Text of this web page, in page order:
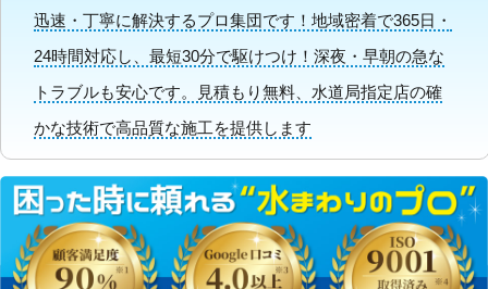
迅速・丁寧に解決するプロ集団です！地域密着で365日・
24時間対応し、最短30分で駆けつけ！深夜・早朝の急な
トラブルも安心です。見積もり無料、水道局指定店の確
かな技術で高品質な施工を提供します